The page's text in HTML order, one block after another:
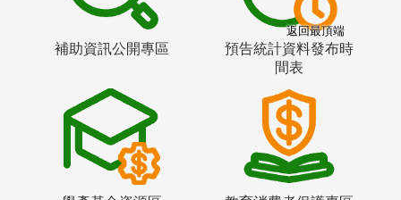
補助資訊公開專區
預告統計資料發布時
間表
返回最頂端